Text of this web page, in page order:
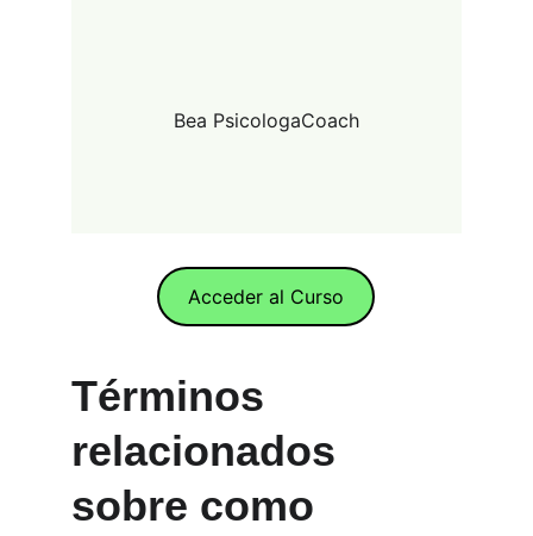
Bea PsicologaCoach
Acceder al Curso
Términos
relacionados
sobre como